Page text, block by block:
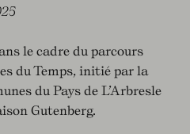
le cadre du parcours
du Temps, initié par la
du Pays de L’Arbresle
Gutenberg.